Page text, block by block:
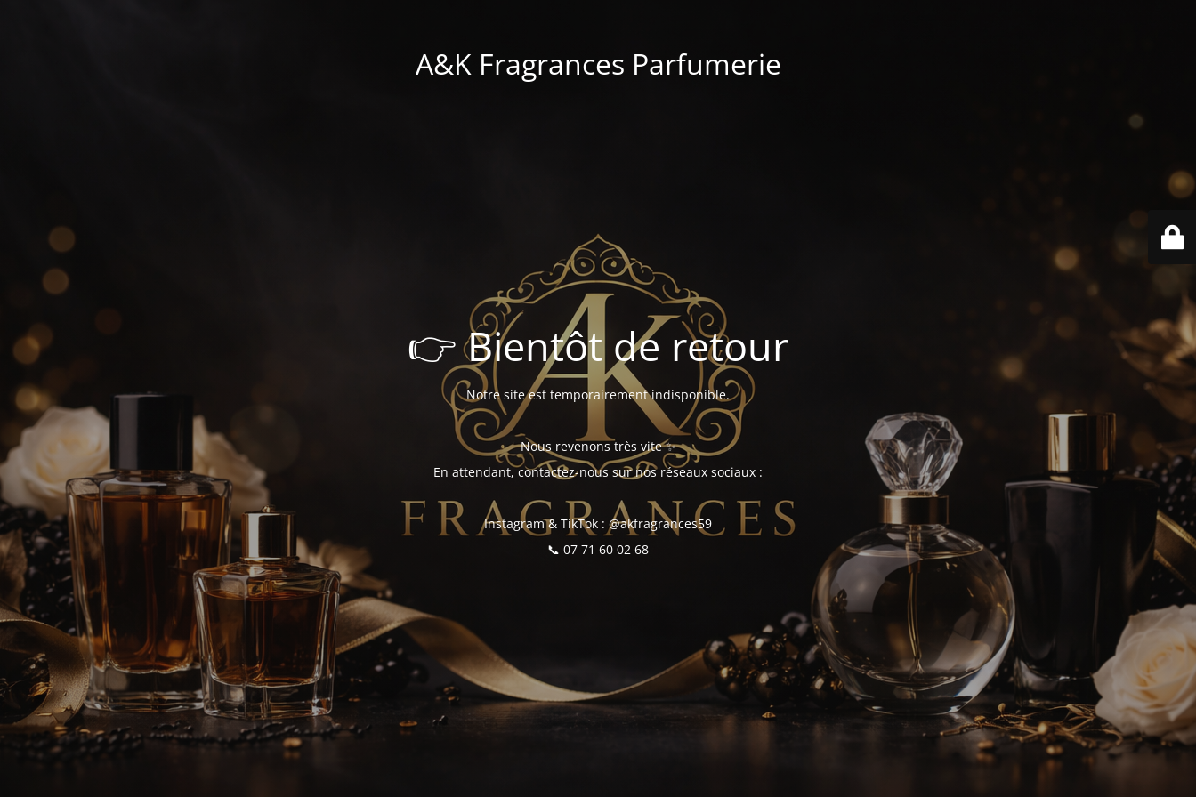
A&K Fragrances Parfumerie
👉 Bientôt de retour
Notre site est temporairement indisponible.
Nous revenons très vite ✨
En attendant, contactez-nous sur nos réseaux sociaux :
Instagram & TikTok : @akfragrances59
📞 07 71 60 02 68